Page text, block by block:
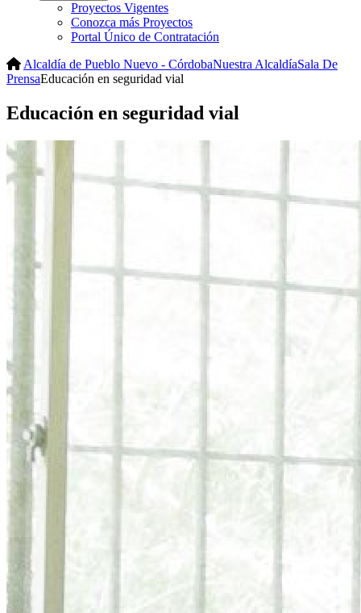
Proyectos Vigentes
Conozca más Proyectos
Portal Único de Contratación
Alcaldía de Pueblo Nuevo - CórdobaNuestra AlcaldíaSala De
PrensaEducación en seguridad vial
Educación en seguridad vial